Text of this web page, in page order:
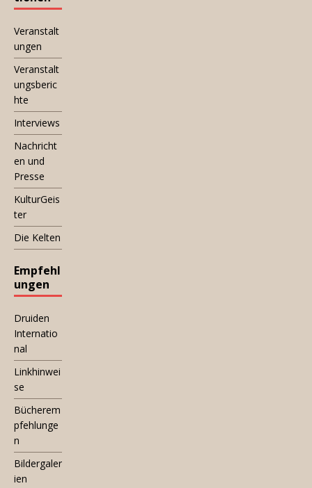
Veranstalt
ungen
Veranstalt
ungsberic
hte
Interviews
Nachricht
en und
Presse
KulturGeis
ter
Die Kelten
Empfehl
ungen
Druiden
Internatio
nal
Linkhinwei
se
Bücherem
pfehlunge
n
Bildergaler
ien